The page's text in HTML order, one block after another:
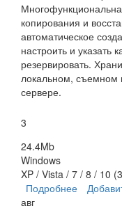
копирования и
автоматическое
настроить и
резервировать.
локальном, съемном
сервере.
3
24.4Mb
Windows
XP / Vista / 7 / 8 / 10
Подробнее о
авг